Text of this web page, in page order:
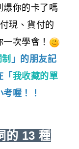
爆你的卡了嗎
現、貨付的
次學會！
」的朋友記
我收藏的單
喔！！
的 13 種